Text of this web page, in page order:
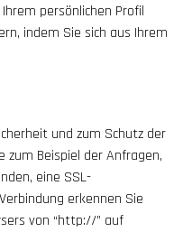
persönlichen Profil
indem Sie sich aus Ihrem
und zum Schutz der
zum Beispiel der Anfragen,
eine SSL-
erkennen Sie
von “http://” auf